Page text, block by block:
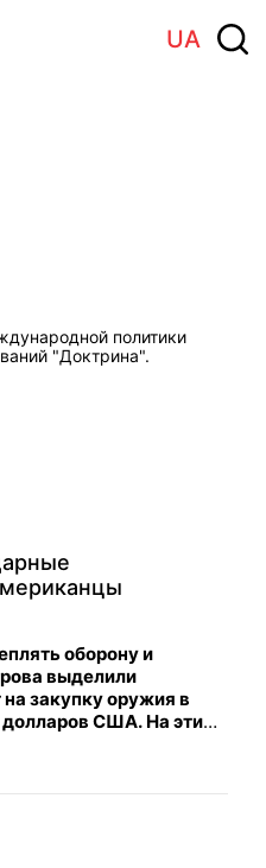
UA
политики
"Доктрина".
оборону и
выделили
закупку оружия в
США. На эти